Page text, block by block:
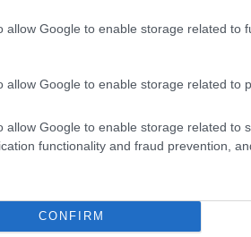
allow Google to enable storage related to
allow Google to enable storage related to
allow Google to enable storage related to
functionality and fraud prevention,
CONFIRM